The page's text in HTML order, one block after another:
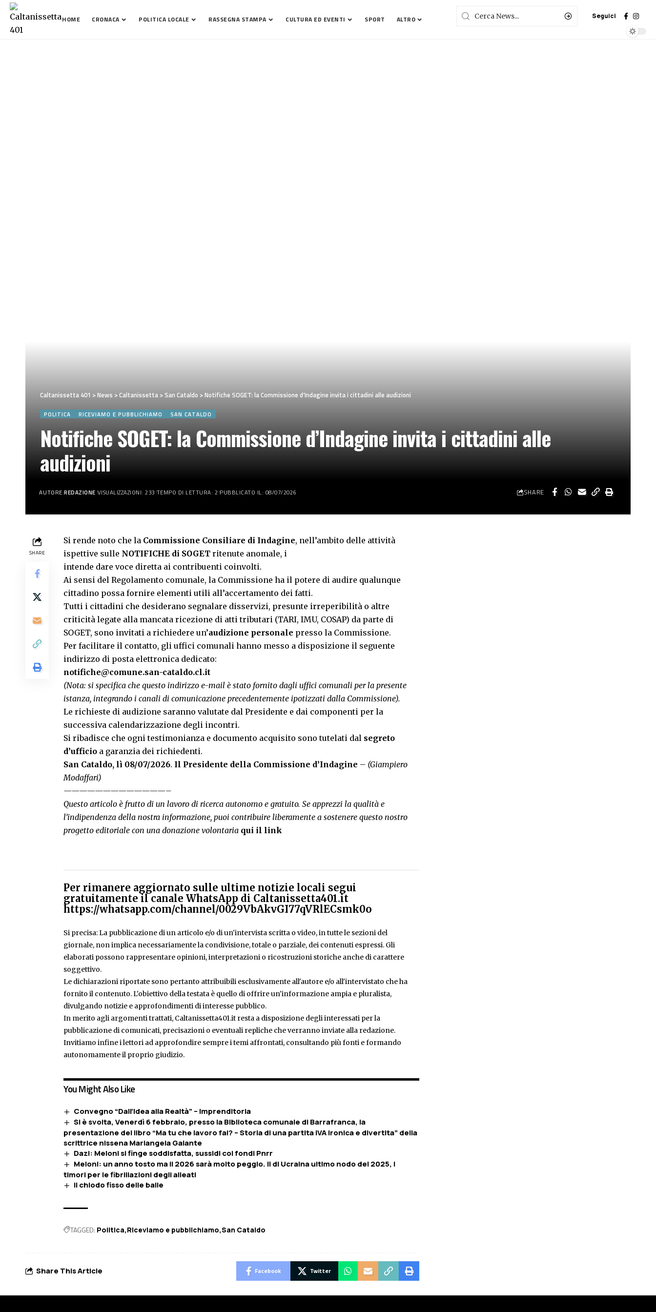
HOME CRONACA POLITICA LOCALE RASSEGNA STAMPA CULTURA ED EVENTI SPORT ALTRO Seguici
Caltanissetta 401 >News >Caltanissetta >San Cataldo >Notifiche SOGET: la Commissione d’Indagine invita i cittadini alle audizioni
POLITICA RICEVIAMO E PUBBLICHIAMO SAN CATALDO
Notifiche SOGET: la Commissione d’Indagine invita i cittadini alle
audizioni
AUTORE:REDAZIONE VISUALIZZAZIONI: 233 TEMPO DI LETTURA: 2 PUBBLICATO IL: 08/07/2026 SHARE
SHARE
Si rende noto che la Commissione Consiliare di Indagine, nell’ambito delle attività
ispettive sulle NOTIFICHE di SOGET ritenute anomale, i
intende dare voce diretta ai contribuenti coinvolti.
Ai sensi del Regolamento comunale, la Commissione ha il potere di audire qualunque
cittadino possa fornire elementi utili all’accertamento dei fatti.
Tutti i cittadini che desiderano segnalare disservizi, presunte irreperibilità o altre
criticità legate alla mancata ricezione di atti tributari (TARI, IMU, COSAP) da parte di
SOGET, sono invitati a richiedere un’audizione personale presso la Commissione.
Per facilitare il contatto, gli uffici comunali hanno messo a disposizione il seguente
indirizzo di posta elettronica dedicato:
notifiche@comune.san-cataldo.cl.it
(Nota: si specifica che questo indirizzo e-mail è stato fornito dagli uffici comunali per la presente
istanza, integrando i canali di comunicazione precedentemente ipotizzati dalla Commissione).
Le richieste di audizione saranno valutate dal Presidente e dai componenti per la
successiva calendarizzazione degli incontri.
Si ribadisce che ogni testimonianza e documento acquisito sono tutelati dal segreto
d’ufficio a garanzia dei richiedenti.
San Cataldo, lì 08/07/2026. Il Presidente della Commissione d’Indagine – (Giampiero
Modaffari)
—————————————–
Questo articolo è frutto di un lavoro di ricerca autonomo e gratuito. Se apprezzi la qualità e
l’indipendenza della nostra informazione, puoi contribuire liberamente a sostenere questo nostro
progetto editoriale con una donazione volontaria qui il link
Per rimanere aggiornato sulle ultime notizie locali segui
gratuitamente il canale WhatsApp di Caltanissetta401.it
https://whatsapp.com/channel/0029VbAkvGI77qVRlECsmk0o
Si precisa: La pubblicazione di un articolo e/o di un'intervista scritta o video, in tutte le sezioni del
giornale, non implica necessariamente la condivisione, totale o parziale, dei contenuti espressi. Gli
elaborati possono rappresentare opinioni, interpretazioni o ricostruzioni storiche anche di carattere
soggettivo.
Le dichiarazioni riportate sono pertanto attribuibili esclusivamente all'autore e/o all'intervistato che ha
fornito il contenuto. L'obiettivo della testata è quello di offrire un'informazione ampia e pluralista,
divulgando notizie e approfondimenti di interesse pubblico.
In merito agli argomenti trattati, Caltanissetta401.it resta a disposizione degli interessati per la
pubblicazione di comunicati, precisazioni o eventuali repliche che verranno inviate alla redazione.
Invitiamo infine i lettori ad approfondire sempre i temi affrontati, consultando più fonti e formando
autonomamente il proprio giudizio.
You Might Also Like
Convegno “Dall’Idea alla Realtà” – Imprenditoria
Si è svolta, Venerdì 6 febbraio, presso la Biblioteca comunale di Barrafranca, la
presentazione del libro “Ma tu che lavoro fai? – Storia di una partita IVA ironica e divertita” della
scrittrice nissena Mariangela Galante
Dazi: Meloni si finge soddisfatta, sussidi coi fondi Pnrr
Meloni: un anno tosto ma il 2026 sarà molto peggio. Il dl Ucraina ultimo nodo del 2025, i
timori per le fibrillazioni degli alleati
Il chiodo fisso delle balle
TAGGED: Politica Riceviamo e pubblichiamo San Cataldo
Share This Article Facebook Twitter